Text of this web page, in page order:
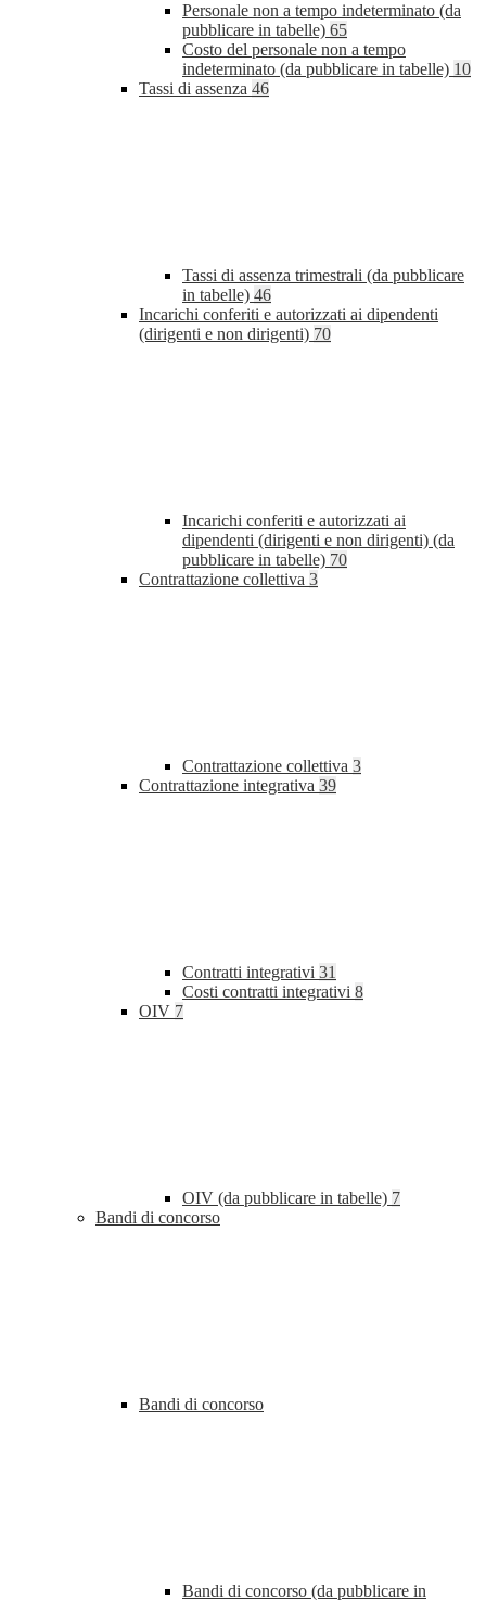
Personale non a tempo indeterminato (da
pubblicare in tabelle) 65
Costo del personale non a tempo
indeterminato (da pubblicare in tabelle) 10
Tassi di assenza 46
Tassi di assenza trimestrali (da pubblicare
in tabelle) 46
Incarichi conferiti e autorizzati ai dipendenti
(dirigenti e non dirigenti) 70
Incarichi conferiti e autorizzati ai
dipendenti (dirigenti e non dirigenti) (da
pubblicare in tabelle) 70
Contrattazione collettiva 3
Contrattazione collettiva 3
Contrattazione integrativa 39
Contratti integrativi 31
Costi contratti integrativi 8
OIV 7
OIV (da pubblicare in tabelle) 7
Bandi di concorso
Bandi di concorso
Bandi di concorso (da pubblicare in